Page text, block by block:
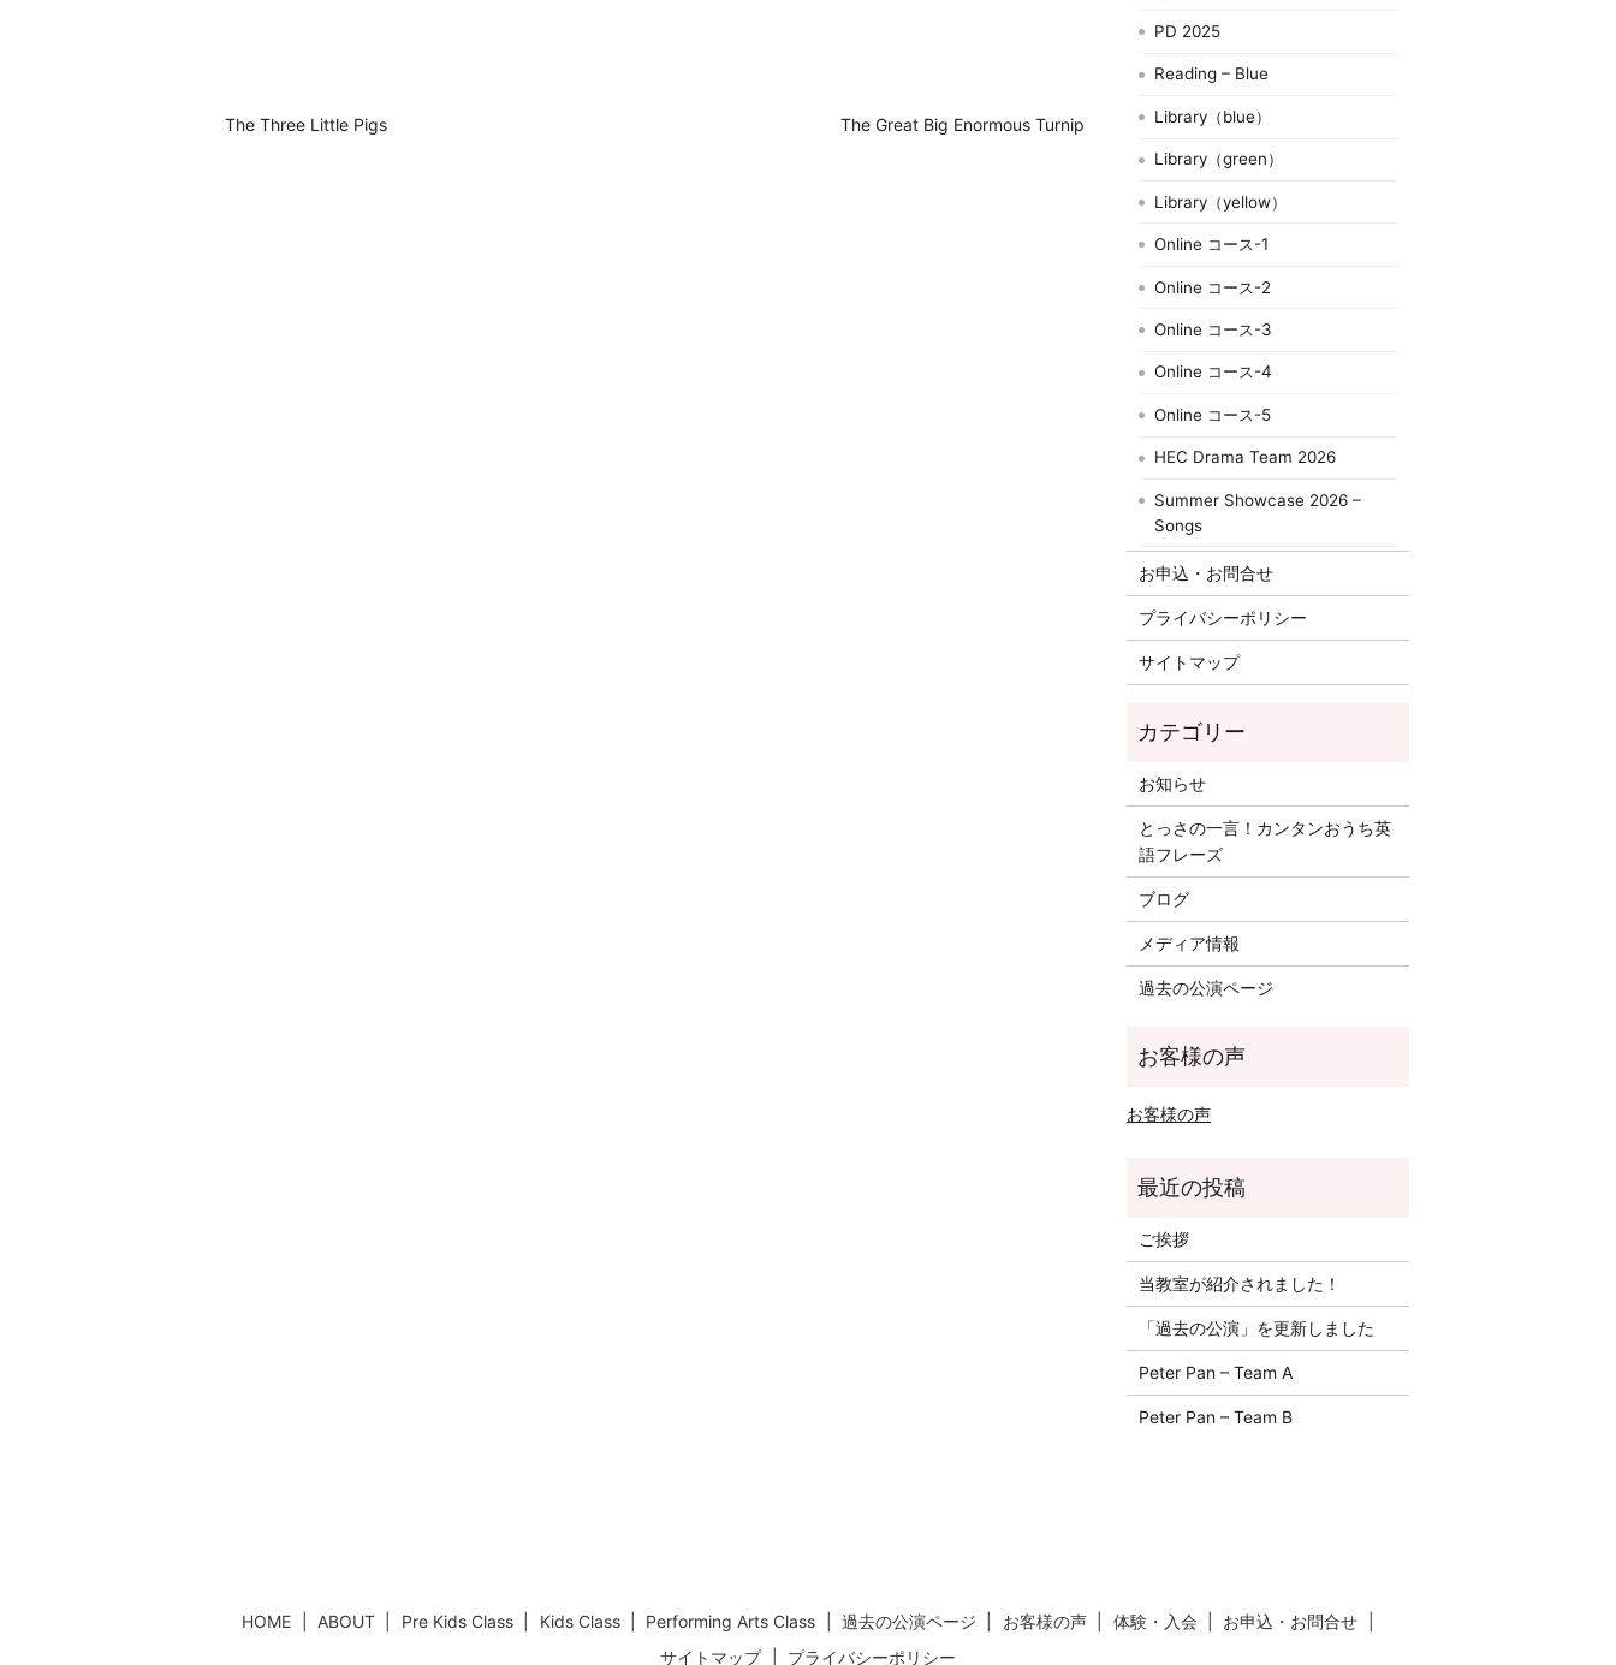
The Three Little Pigs The Great Big Enormous Turnip
PD 2025
Reading – Blue
Library（blue）
Library（green）
Library（yellow）
Online コース-1
Online コース-2
Online コース-3
Online コース-4
Online コース-5
HEC Drama Team 2026
Summer Showcase 2026 –
Songs
お申込・お問合せ
プライバシーポリシー
サイトマップ
お知らせ
とっさの一言！カンタンおうち英
語フレーズ
ブログ
メディア情報
過去の公演ページ
お客様の声
ご挨拶
当教室が紹介されました！
「過去の公演」を更新しました
Peter Pan – Team A
Peter Pan – Team B
HOME ABOUT Pre Kids Class Kids Class Performing Arts Class 過去の公演ページ お客様の声 体験・入会
お申込・お問合せ
サイトマップ
プライバシーポリシー